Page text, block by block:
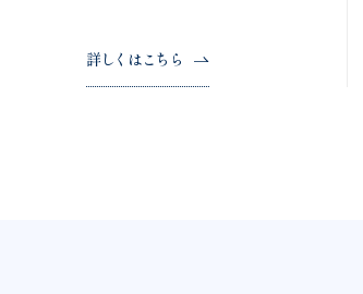
詳しくはこちら